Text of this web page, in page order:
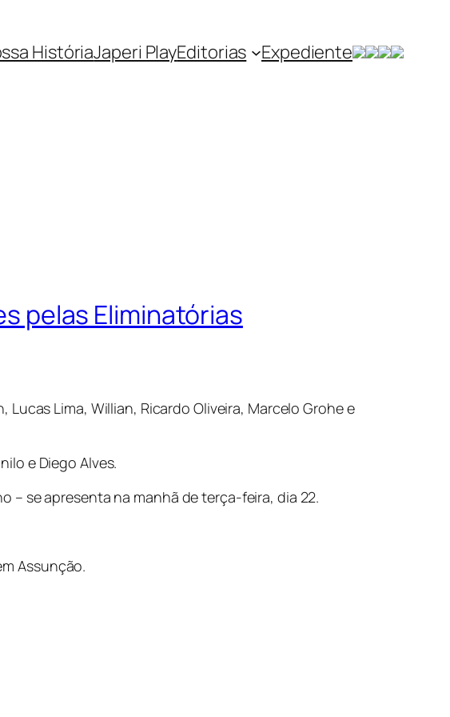
HistóriaJaperi PlayEditorias Expediente
pelas Eliminatórias
Lima, Willian, Ricardo Oliveira, Marcelo Grohe e
e Diego Alves.
– se apresenta na manhã de terça-feira, dia 22.
Assunção.